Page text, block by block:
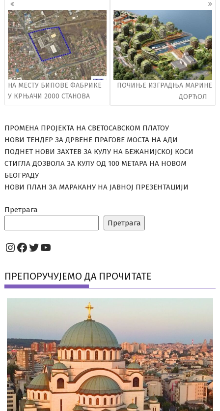
чланака
НА МЕСТУ БИПОВЕ ФАБРИКЕ
У КРЊАЧИ 2000 СТАНОВА
ПОЧИЊЕ ИЗГРАДЊА МАРИНЕ
ДОРЋОЛ
ПРОМЕНА ПРОЈЕКТА НА СВЕТОСАВСКОМ ПЛАТОУ
НОВИ ТЕНДЕР ЗА ДРВЕНЕ ПРАГОВЕ МОСТА НА АДИ
ПОДНЕТ НОВИ ЗАХТЕВ ЗА КУЛУ НА БЕЖАНИЈСКОЈ КОСИ
СТИГЛА ДОЗВОЛА ЗА КУЛУ ОД 100 МЕТАРА НА НОВОМ
БЕОГРАДУ
НОВИ ПЛАН ЗА МАРАКАНУ НА ЈАВНОЈ ПРЕЗЕНТАЦИЈИ
Претрага
Претрага
Instagram
Facebook
Twitter
YouTube
ПРЕПОРУЧУЈЕМО ДА ПРОЧИТАТЕ